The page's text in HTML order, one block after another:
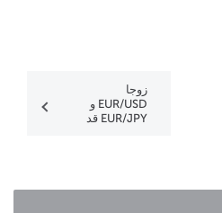
زوجا
EUR/USD و
EUR/JPY قد